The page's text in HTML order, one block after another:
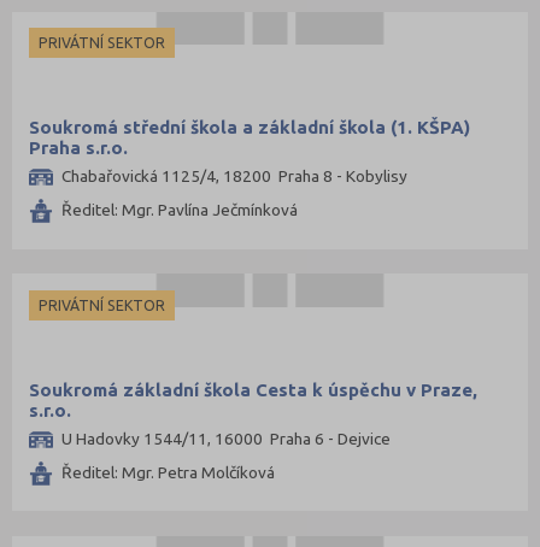
PRIVÁTNÍ SEKTOR
Soukromá střední škola a základní škola (1. KŠPA)
Praha s.r.o.
Chabařovická 1125/4, 18200 Praha 8 - Kobylisy
Ředitel: Mgr. Pavlína Ječmínková
PRIVÁTNÍ SEKTOR
Soukromá základní škola Cesta k úspěchu v Praze,
s.r.o.
U Hadovky 1544/11, 16000 Praha 6 - Dejvice
Ředitel: Mgr. Petra Molčíková